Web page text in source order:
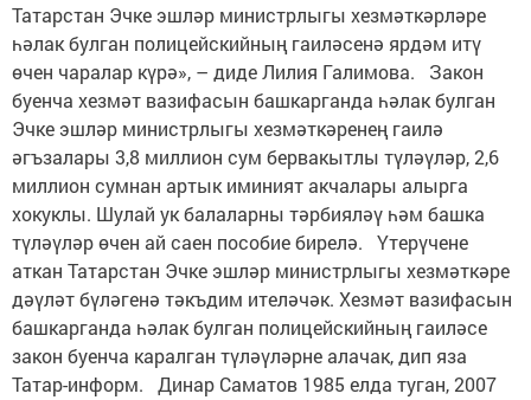
Татарстан Эчке эшләр министрлыгы хезмәткәрләре
һәлак булган полицейскийның гаиләсенә ярдәм итү
өчен чаралар күрә», – диде Лилия Галимова. Закон
буенча хезмәт вазифасын башкарганда һәлак булган
Эчке эшләр министрлыгы хезмәткәренең гаилә
әгъзалары 3,8 миллион сум бервакытлы түләүләр, 2,6
миллион сумнан артык иминият акчалары алырга
хокуклы. Шулай ук балаларны тәрбияләү һәм башка
түләүләр өчен ай саен пособие бирелә. Үтерүчене
аткан Татарстан Эчке эшләр министрлыгы хезмәткәре
дәүләт бүләгенә тәкъдим ителәчәк. Хезмәт вазифасын
башкарганда һәлак булган полицейскийның гаиләсе
закон буенча каралган түләүләрне алачак, дип яза
Татар-информ. Динар Саматов 1985 елда туган, 2007